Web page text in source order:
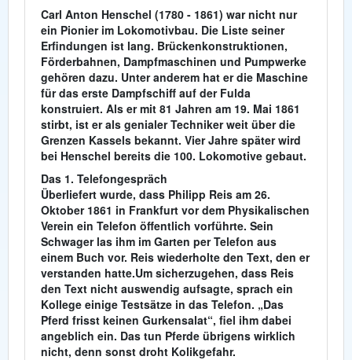
Carl Anton Henschel (1780 - 1861) war nicht nur
ein Pionier im Lokomotivbau. Die Liste seiner
Erfindungen ist lang. Brückenkonstruktionen,
Förderbahnen, Dampfmaschinen und Pumpwerke
gehören dazu. Unter anderem hat er die Maschine
für das erste Dampfschiff auf der Fulda
konstruiert. Als er mit 81 Jahren am 19. Mai 1861
stirbt, ist er als genialer Techniker weit über die
Grenzen Kassels bekannt. Vier Jahre später wird
bei Henschel bereits die 100. Lokomotive gebaut.
Das 1. Telefongespräch
Überliefert wurde, dass Philipp Reis am 26.
Oktober 1861 in Frankfurt vor dem Physikalischen
Verein ein Telefon öffentlich vorführte. Sein
Schwager las ihm im Garten per Telefon aus
einem Buch vor. Reis wiederholte den Text, den er
verstanden hatte.Um sicherzugehen, dass Reis
den Text nicht auswendig aufsagte, sprach ein
Kollege einige Testsätze in das Telefon. „Das
Pferd frisst keinen Gurkensalat“, fiel ihm dabei
angeblich ein. Das tun Pferde übrigens wirklich
nicht, denn sonst droht Kolikgefahr.